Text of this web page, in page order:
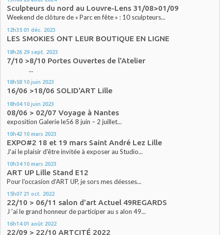
Sculpteurs du nord au Louvre-Lens 31/08>01/09
Weekend de clôture de « Parc en fête » : 10 sculpteurs...
12h35 01 déc. 2023
LES SMOKIES ONT LEUR BOUTIQUE EN LIGNE
18h26 29 sept. 2023
7/10 >8/10 Portes Ouvertes de l'Atelier
...
18h58 10 juin 2023
16/06 >18/06 SOLID'ART Lille
18h04 10 juin 2023
08/06 > 02/07 Voyage à Nantes
exposition Galerie le56 8 juin – 2 juillet...
10h42 10 mars 2023
EXPO#2 18 et 19 mars Saint André Lez Lille
J'ai le plaisir d'être invitée à exposer au Studio...
10h34 10 mars 2023
ART UP Lille Stand E12
Pour l'occasion d'ART UP, je sors mes déesses...
15h07 21 oct. 2022
22/10 > 06/11 salon d'art Actuel 49REGARDS
J 'ai le grand honneur de participer au s alon 49...
16h14 01 août 2022
22/09 > 22/10 ARTCITÉ 2022